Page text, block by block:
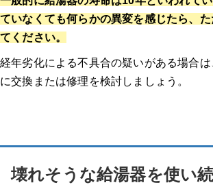
ていなくても何らかの異変を感じたら、
てください。
経年劣化による不具合の疑いがある場合
に交換または修理を検討しましょう。
壊れそうな給湯器を使い